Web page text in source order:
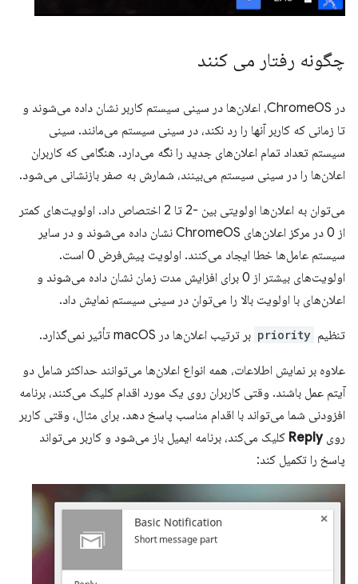
چگونه رفتار می کنند
در ChromeOS، اعلان‌ها در سینی سیستم کاربر نشان داده می‌شوند و
تا زمانی که کاربر آنها را رد نکند، در سینی سیستم می‌مانند. سینی
سیستم تعداد تمام اعلان‌های جدید را نگه می‌دارد. هنگامی که کاربران
اعلان‌ها را در سینی سیستم می‌بینند، شمارش به صفر بازنشانی می‌شود.
می‌توان به اعلان‌ها اولویتی بین -2 تا 2 اختصاص داد. اولویت‌های کمتر
از 0 در مرکز اعلان‌های ChromeOS نشان داده می‌شوند و در سایر
سیستم عامل‌ها خطا ایجاد می‌کنند. اولویت پیش‌فرض 0 است.
اولویت‌های بیشتر از 0 برای افزایش مدت زمان نشان داده می‌شوند و
اعلان‌های با اولویت بالا را می‌توان در سینی سیستم نمایش داد.
تنظیم priority بر ترتیب اعلان‌ها در macOS تأثیر نمی‌گذارد.
علاوه بر نمایش اطلاعات، همه انواع اعلان‌ها می‌توانند حداکثر شامل دو
آیتم عمل باشند. وقتی کاربران روی یک مورد اقدام کلیک می‌کنند، برنامه
افزودنی شما می‌تواند با اقدام مناسب پاسخ دهد. برای مثال، وقتی کاربر
رویReply کلیک می‌کند، برنامه ایمیل باز می‌شود و کاربر می‌تواند
پاسخ را تکمیل کند: